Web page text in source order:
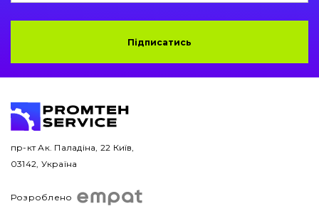
Рама і кузов
Буровий інструмент
Дорожня фреза
Підписатись
пр-кт Ак. Паладіна, 22 Київ,
03142, Україна
Розроблено